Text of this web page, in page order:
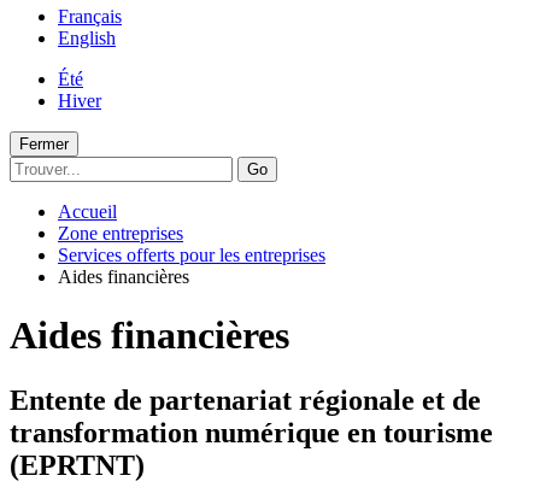
Français
English
Été
Hiver
Fermer
Go
Accueil
Zone entreprises
Services offerts pour les entreprises
Aides financières
Aides financières
Entente de partenariat régionale et de
transformation numérique en tourisme
(EPRTNT)